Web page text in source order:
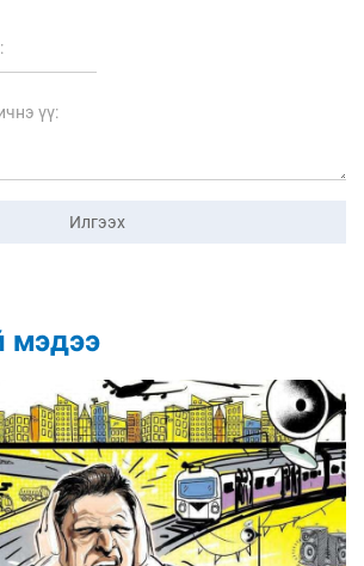
Илгээх
мэдээ